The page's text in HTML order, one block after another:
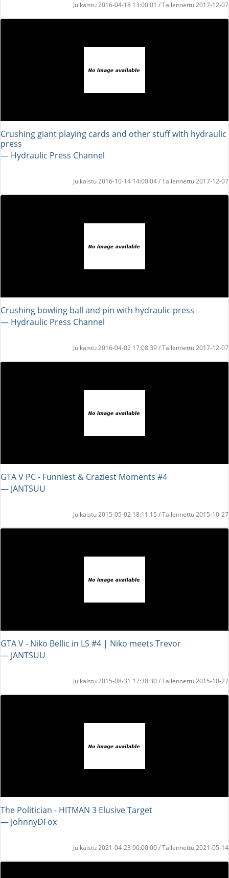
Julkaistu 2016-04-18 13:00:01 / Tallennettu 2017-12-07
Crushing giant playing cards and other stuff with hydraulic
press
― Hydraulic Press Channel
Julkaistu 2016-10-14 14:00:04 / Tallennettu 2017-12-07
Crushing bowling ball and pin with hydraulic press
― Hydraulic Press Channel
Julkaistu 2016-04-02 17:08:39 / Tallennettu 2017-12-07
GTA V PC - Funniest & Craziest Moments #4
― JANTSUU
Julkaistu 2015-05-02 18:11:15 / Tallennettu 2015-10-27
GTA V - Niko Bellic in LS #4 | Niko meets Trevor
― JANTSUU
Julkaistu 2015-08-31 17:30:30 / Tallennettu 2015-10-27
The Politician - HITMAN 3 Elusive Target
― JohnnyDFox
Julkaistu 2021-04-23 00:00:00 / Tallennettu 2021-05-14